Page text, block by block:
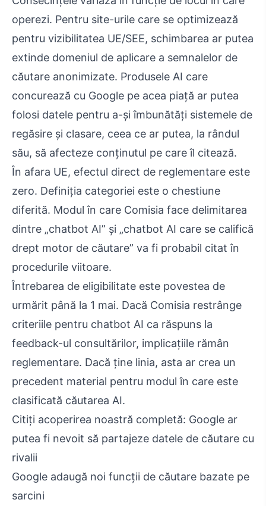
operezi. Pentru site-urile care se optimizează
pentru vizibilitatea UE/SEE, schimbarea ar putea
extinde domeniul de aplicare a semnalelor de
căutare anonimizate. Produsele AI care
concurează cu Google pe acea piață ar putea
folosi datele pentru a-și îmbunătăți sistemele de
regăsire și clasare, ceea ce ar putea, la rândul
său, să afecteze conținutul pe care îl citează.
În afara UE, efectul direct de reglementare este
zero. Definiția categoriei este o chestiune
diferită. Modul în care Comisia face delimitarea
dintre „chatbot AI” și „chatbot AI care se califică
drept motor de căutare” va fi probabil citat în
procedurile viitoare.
Întrebarea de eligibilitate este povestea de
urmărit până la 1 mai. Dacă Comisia restrânge
criteriile pentru chatbot AI ca răspuns la
feedback-ul consultărilor, implicațiile rămân
reglementare. Dacă ține linia, asta ar crea un
precedent material pentru modul în care este
clasificată căutarea AI.
Citiți acoperirea noastră completă: Google ar
putea fi nevoit să partajeze datele de căutare cu
rivalii
Google adaugă noi funcții de căutare bazate pe
sarcini